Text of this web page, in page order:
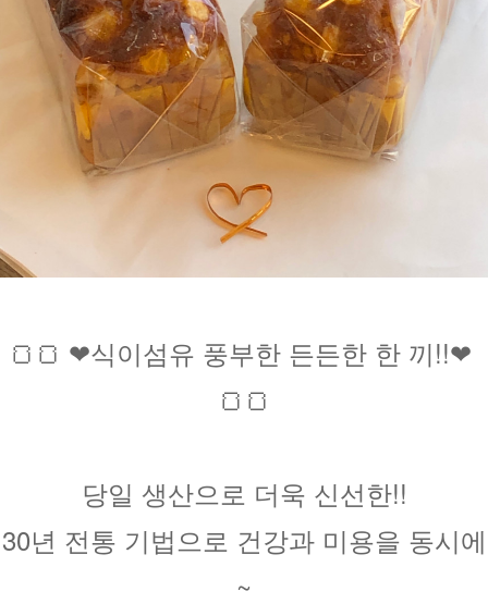
🍞🍞 ❤식이섬유 풍부한 든든한 한 끼!!❤
🍞🍞
당일 생산으로 더욱 신선한!!
30년 전통 기법으로 건강과 미용을 동시에
~